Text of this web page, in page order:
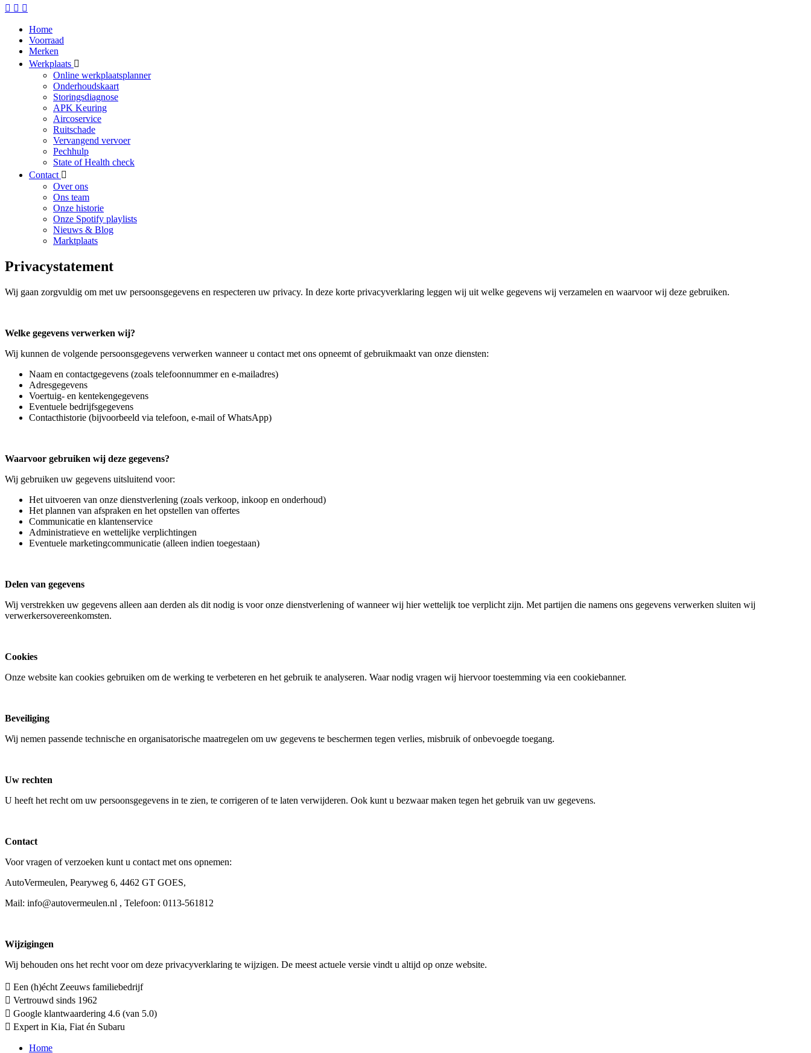
Home
Voorraad
Merken
Werkplaats
Online werkplaatsplanner
Onderhoudskaart
Storingsdiagnose
APK Keuring
Aircoservice
Ruitschade
Vervangend vervoer
Pechhulp
State of Health check
Contact
Over ons
Ons team
Onze historie
Onze Spotify playlists
Nieuws & Blog
Marktplaats
Privacystatement
Wij gaan zorgvuldig om met uw persoonsgegevens en respecteren uw privacy. In deze korte privacyverklaring leggen wij uit welke gegevens wij verzamelen en waarvoor wij deze gebruiken.
Welke gegevens verwerken wij?
Wij kunnen de volgende persoonsgegevens verwerken wanneer u contact met ons opneemt of gebruikmaakt van onze diensten:
Naam en contactgegevens (zoals telefoonnummer en e-mailadres)
Adresgegevens
Voertuig- en kentekengegevens
Eventuele bedrijfsgegevens
Contacthistorie (bijvoorbeeld via telefoon, e-mail of WhatsApp)
Waarvoor gebruiken wij deze gegevens?
Wij gebruiken uw gegevens uitsluitend voor:
Het uitvoeren van onze dienstverlening (zoals verkoop, inkoop en onderhoud)
Het plannen van afspraken en het opstellen van offertes
Communicatie en klantenservice
Administratieve en wettelijke verplichtingen
Eventuele marketingcommunicatie (alleen indien toegestaan)
Delen van gegevens
Wij verstrekken uw gegevens alleen aan derden als dit nodig is voor onze dienstverlening of wanneer wij hier wettelijk toe verplicht zijn. Met partijen die namens ons gegevens verwerken sluiten wij
verwerkersovereenkomsten.
Cookies
Onze website kan cookies gebruiken om de werking te verbeteren en het gebruik te analyseren. Waar nodig vragen wij hiervoor toestemming via een cookiebanner.
Beveiliging
Wij nemen passende technische en organisatorische maatregelen om uw gegevens te beschermen tegen verlies, misbruik of onbevoegde toegang.
Uw rechten
U heeft het recht om uw persoonsgegevens in te zien, te corrigeren of te laten verwijderen. Ook kunt u bezwaar maken tegen het gebruik van uw gegevens.
Contact
Voor vragen of verzoeken kunt u contact met ons opnemen:
AutoVermeulen, Pearyweg 6, 4462 GT GOES,
Mail: info@autovermeulen.nl , Telefoon: 0113-561812
Wijzigingen
Wij behouden ons het recht voor om deze privacyverklaring te wijzigen. De meest actuele versie vindt u altijd op onze website.
Een (h)écht Zeeuws familiebedrijf
Vertrouwd sinds 1962
Google klantwaardering 4.6 (van 5.0)
Expert in Kia, Fiat én Subaru
Home